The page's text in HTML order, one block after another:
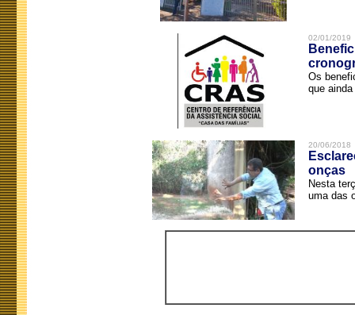
02/01/2019
Os
que
20/06/2018
onças
Nesta
uma das